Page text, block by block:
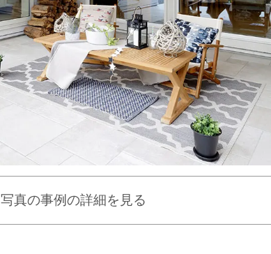
写真の事例の詳細を見る